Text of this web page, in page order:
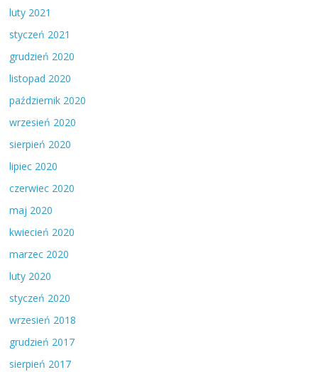
luty 2021
styczeń 2021
grudzień 2020
listopad 2020
październik 2020
wrzesień 2020
sierpień 2020
lipiec 2020
czerwiec 2020
maj 2020
kwiecień 2020
marzec 2020
luty 2020
styczeń 2020
wrzesień 2018
grudzień 2017
sierpień 2017